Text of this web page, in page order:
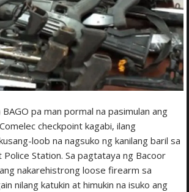
BAGO pa man pormal na pasimulan ang
checkpoint kagabi, ilang
loob na nagsuko ng kanilang baril sa
Station. Sa pagtataya ng Bacoor
nakarehistrong loose firearm sa
nilang katukin at himukin na isuko ang